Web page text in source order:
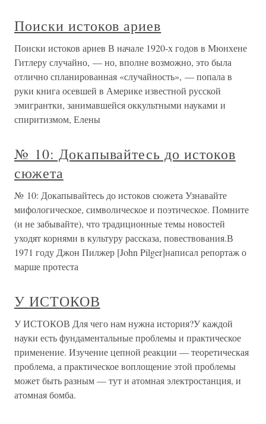
Поиски истоков ариев
Поиски истоков ариев В начале 1920-х годов в Мюнхене
Гитлеру случайно, — но, вполне возможно, это была
отлично спланированная «случайность», — попала в
руки книга осевшей в Америке известной русской
эмигрантки, занимавшейся оккультными науками и
спиритизмом, Елены
№ 10: Докапывайтесь до истоков
сюжета
№ 10: Докапывайтесь до истоков сюжета Узнавайте
мифологическое, символическое и поэтическое. Помните
(и не забывайте), что традиционные темы новостей
уходят корнями в культуру рассказа, повествования.В
1971 году Джон Пилжер [John Pilger]написал репортаж о
марше протеста
У ИСТОКОВ
У ИСТОКОВ Для чего нам нужна история?У каждой
науки есть фундаментальные проблемы и практическое
применение. Изучение цепной реакции — теоретическая
проблема, а практическое воплощение этой проблемы
может быть разным — тут и атомная электростанция, и
атомная бомба.